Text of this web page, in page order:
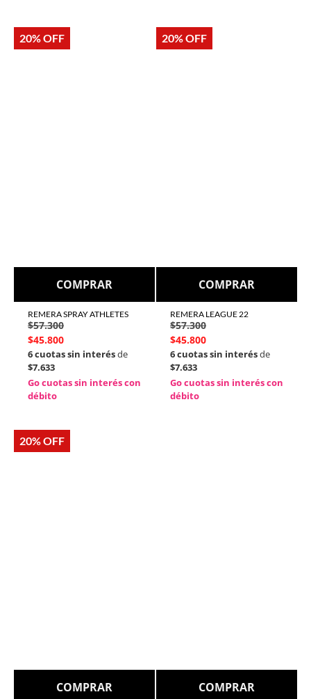
20% OFF
COMPRAR
REMERA SPRAY ATHLETES
$57.300
$45.800
6 cuotas sin interésde
$7.633
Go cuotas sin interés con
débito
20% OFF
COMPRAR
REMERA LEAGUE 22
$57.300
$45.800
6 cuotas sin interésde
$7.633
Go cuotas sin interés con
débito
20% OFF
COMPRAR COMPRAR